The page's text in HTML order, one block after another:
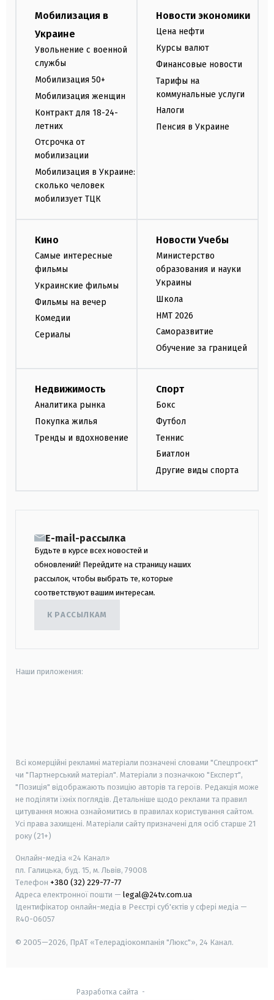
Мобилизация в
Украине
Увольнение с военной
службы
Мобилизация 50+
Мобилизация женщин
Контракт для 18-24-
летних
Отсрочка от
мобилизации
Мобилизация в Украине:
сколько человек
мобилизует ТЦК
Новости экономики
Цена нефти
Курсы валют
Финансовые новости
Тарифы на
коммунальные услуги
Налоги
Пенсия в Украине
Кино
Самые интересные
фильмы
Украинские фильмы
Фильмы на вечер
Комедии
Сериалы
Новости Учебы
Министерство
образования и науки
Украины
Школа
НМТ 2026
Саморазвитие
Обучение за границей
Недвижимость
Аналитика рынка
Покупка жилья
Тренды и вдохновение
Спорт
Бокс
Футбол
Теннис
Биатлон
Другие виды спорта
E-mail-рассылка
Будьте в курсе всех новостей и
обновлений! Перейдите на страницу наших
рассылок, чтобы выбрать те, которые
соответствуют вашим интересам.
К РАССЫЛКАМ
Наши приложения:
Всі комерційні рекламні матеріали позначені словами "Спецпроєкт"
чи "Партнерський матеріал". Матеріали з позначкою "Експерт",
"Позиція" відображають позицію авторів та героїв. Редакція може
не поділяти їхніх поглядів. Детальніше щодо реклами та правил
цитування можна ознайомитись в правилах користування сайтом.
Усі права захищені. Матеріали сайту призначені для осіб старше 21
року (21+)
Онлайн-медіа «24 Канал»
пл. Галицька, буд. 15, м. Львів, 79008
Телефон +380 (32) 229-77-77
Адреса електронної пошти — legal@24tv.com.ua
Ідентифікатор онлайн-медіа в Реєстрі суб'єктів у сфері медіа —
R40-06057
© 2005—2026, ПрАТ «Телерадіокомпанія "Люкс"», 24 Канал.
Разработка сайта -